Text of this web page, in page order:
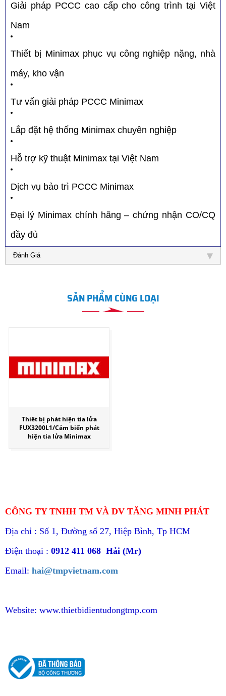
Giải pháp PCCC cao cấp cho công trình tại Việt
Nam
Thiết bị Minimax phục vụ công nghiệp nặng, nhà
máy, kho vận
Tư vấn giải pháp PCCC Minimax
Lắp đặt hệ thống Minimax chuyên nghiệp
Hỗ trợ kỹ thuật Minimax tại Việt Nam
Dịch vụ bảo trì PCCC Minimax
Đại lý Minimax chính hãng – chứng nhận CO/CQ
đầy đủ
Đánh Giá
SẢN PHẨM CÙNG LOẠI
Thiết bị phát hiện tia lửa
FUX3200L1/Cảm biến phát
hiện tia lửa Minimax
CÔNG TY TNHH TM VÀ DV TĂNG MINH PHÁT
Địa chỉ : Số 1, Đường số 27, Hiệp Bình, Tp HCM
Điện thoại : 0912 411 068 Hải (Mr)
Email: hai@tmpvietnam.com
Website: www.thietbidientudongtmp.com